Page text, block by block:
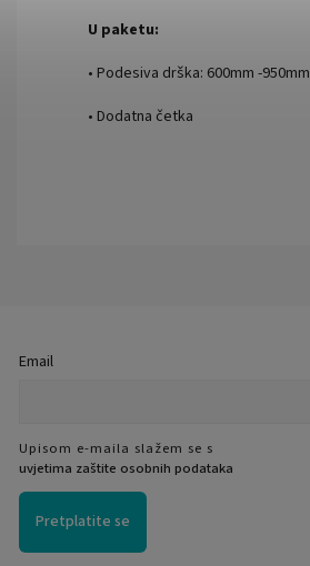
U paketu:
• Podesiva drška: 600mm -950mm
• Dodatna četka
Email
Upisom e-maila slažem se s
uvjetima zaštite osobnih podataka
Pretplatite se